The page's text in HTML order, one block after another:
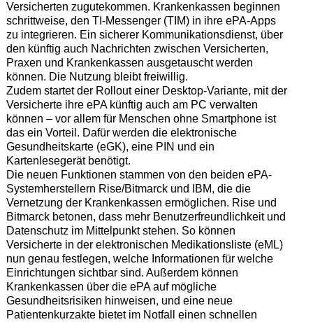
Versicherten zugutekommen. Krankenkassen beginnen
schrittweise, den TI-Messenger (TIM) in ihre ePA-Apps
zu integrieren. Ein sicherer Kommunikationsdienst, über
den künftig auch Nachrichten zwischen Versicherten,
Praxen und Krankenkassen ausgetauscht werden
können. Die Nutzung bleibt freiwillig.
Zudem startet der Rollout einer Desktop-Variante, mit der
Versicherte ihre ePA künftig auch am PC verwalten
können – vor allem für Menschen ohne Smartphone ist
das ein Vorteil. Dafür werden die elektronische
Gesundheitskarte (eGK), eine PIN und ein
Kartenlesegerät benötigt.
Die neuen Funktionen stammen von den beiden ePA-
Systemherstellern Rise/Bitmarck und IBM, die die
Vernetzung der Krankenkassen ermöglichen. Rise und
Bitmarck betonen, dass mehr Benutzerfreundlichkeit und
Datenschutz im Mittelpunkt stehen. So können
Versicherte in der elektronischen Medikationsliste (eML)
nun genau festlegen, welche Informationen für welche
Einrichtungen sichtbar sind. Außerdem können
Krankenkassen über die ePA auf mögliche
Gesundheitsrisiken hinweisen, und eine neue
Patientenkurzakte bietet im Notfall einen schnellen